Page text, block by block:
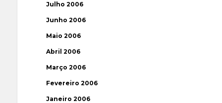
Julho 2006
Junho 2006
Maio 2006
Abril 2006
Março 2006
Fevereiro 2006
Janeiro 2006